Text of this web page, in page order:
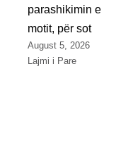
parashikimin e
motit, për sot
August 5, 2026
Lajmi i Pare